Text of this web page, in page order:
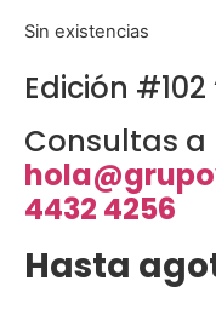
Sin existencias
Edición
Consultas a
hola@grupo
4432 4256
Hasta